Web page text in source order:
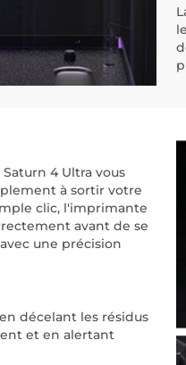
4 Ultra vous
à sortir votre
clic, l'imprimante
avant de se
une précision
décelant les résidus
et en alertant